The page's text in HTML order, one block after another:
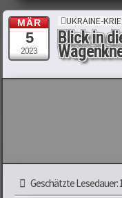
MÄR
5
2023
UKRAINE-
Blick in
Geschätzte Lesedauer: